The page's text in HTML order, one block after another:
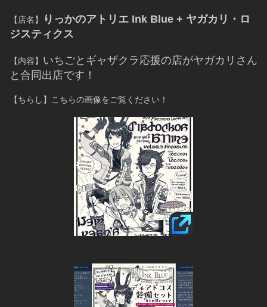
【店名】
りっかのアトリエ Ink Blue + ヤガカリ・ロ
ジスティクス
【内容】 いちごとギャザクラ応援の店がヤガカリさん
と合同出店です！
【ちらし】こちらの画像をご覧ください！